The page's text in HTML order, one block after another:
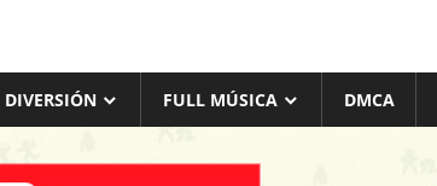
DIVERSIÓN FULL MÚSICA DMCA